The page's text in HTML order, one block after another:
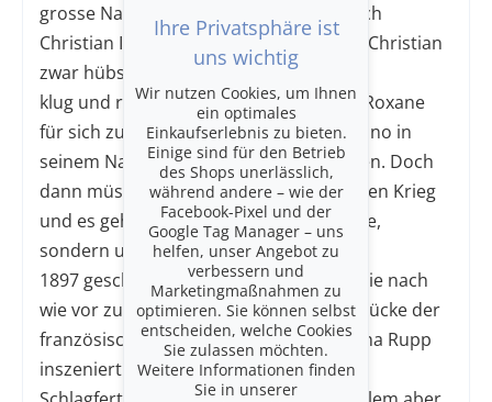
grosse Nase. Zu allem Überfluss hat auch
Christian Interesse an Roxane. Doch ist Christian
zwar hübsch, aber längst nicht so
klug und redegewandt wie Cyrano. Um Roxane
für sich zu gewinnen, beauftragt er Cyrano in
seinem Namen Liebesbriefe zu schreiben. Doch
dann müssen Cyrano und Christian in den Krieg
und es geht nicht mehr nur um die Liebe,
sondern um Leben und Tod.
1897 geschrieben, zählt die Tragikomödie nach
wie vor zu einem der meistgespielten Stücke der
französischen Theaterliteratur. Katharina Rupp
inszeniert diesen Klassiker, der die
Ihre Privatsphäre ist
uns wichtig
Wir nutzen Cookies, um Ihnen
ein optimales
Einkaufserlebnis zu bieten.
Einige sind für den Betrieb
des Shops unerlässlich,
während andere – wie der
Facebook-Pixel und der
Google Tag Manager – uns
helfen, unser Angebot zu
verbessern und
Marketingmaßnahmen zu
optimieren. Sie können selbst
entscheiden, welche Cookies
Sie zulassen möchten.
Weitere Informationen finden
Sie in unserer